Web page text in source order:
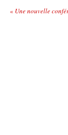
« Une nouvelle